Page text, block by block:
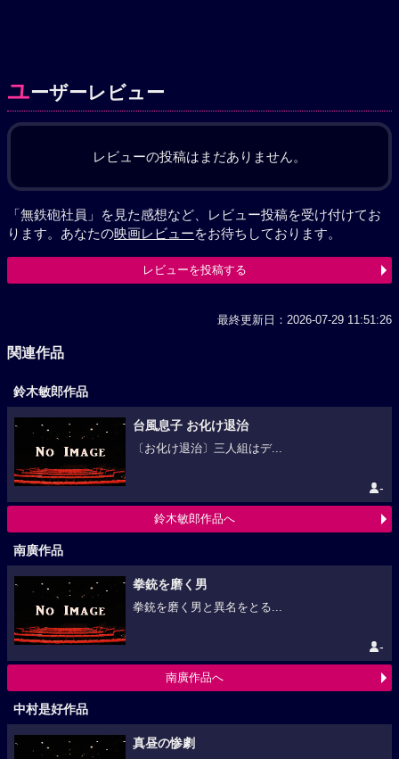
ユーザーレビュー
レビューの投稿はまだありません。
「無鉄砲社員」を見た感想など、レビュー投稿を受け付けてお
ります。あなたの映画レビューをお待ちしております。
レビューを投稿する
最終更新日：2026-07-29 11:51:26
関連作品
鈴木敏郎作品
台風息子 お化け退治
〔お化け退治〕三人組はデ...
-
鈴木敏郎作品へ
南廣作品
拳銃を磨く男
拳銃を磨く男と異名をとる...
-
南廣作品へ
中村是好作品
真昼の惨劇